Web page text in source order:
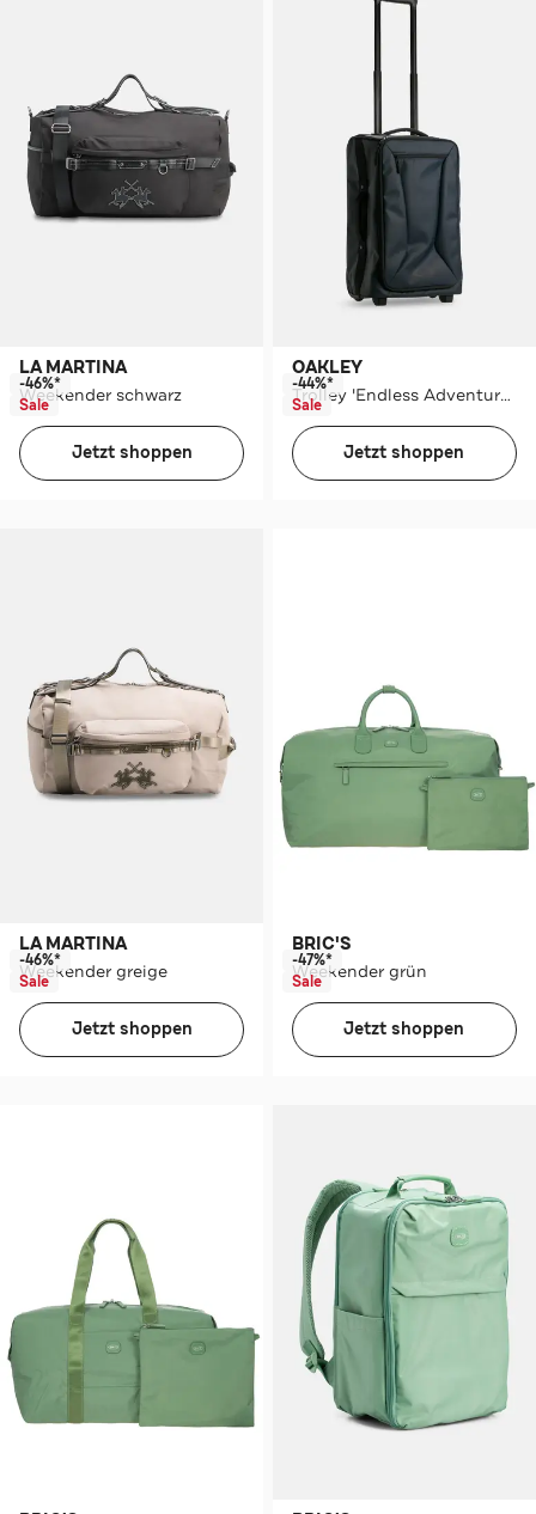
LA MARTINA
Weekender schwarz
-46%*
Sale
Jetzt shoppen
OAKLEY
Trolley 'Endless Adventure' dunkelblau
-44%*
Sale
Jetzt shoppen
LA MARTINA
Weekender greige
-46%*
Sale
Jetzt shoppen
BRIC'S
Weekender grün
-47%*
Sale
Jetzt shoppen